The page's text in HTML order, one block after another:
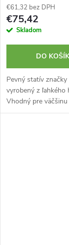
€61,32 bez DPH
€75,42
Skladom
DO
Pevný statív značky
vyrobený z ľahkého
Vhodný pre
a krížových laserov.